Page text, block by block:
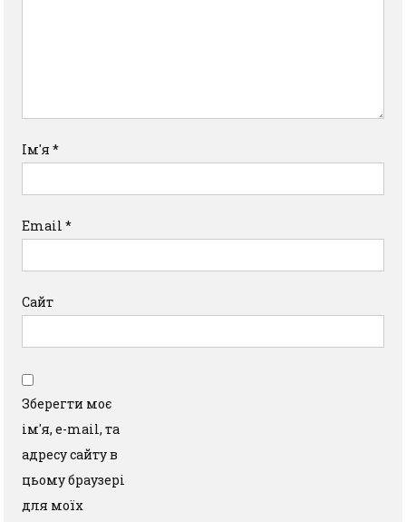
Ім'я*
Email*
Сайт
Зберегти моє
ім'я, e-mail, та
адресу сайту в
цьому браузері
для моїх